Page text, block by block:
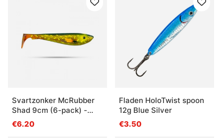
Svartzonker McRubber
Shad 9cm (6-pack) -
Söder Custom Green
Motoroil Pike
€6.20
Fladen HoloTwist spoon
12g Blue Silver
€3.50